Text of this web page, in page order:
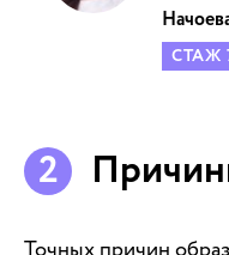
СТАЖ